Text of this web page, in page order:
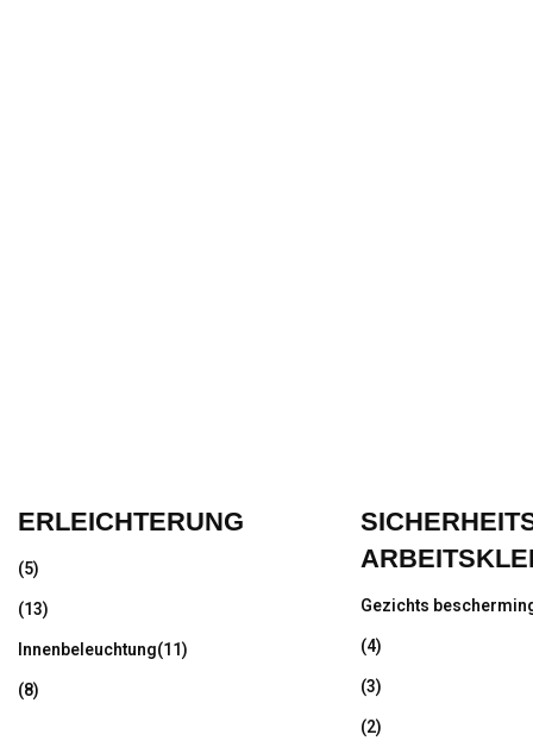
ERLEICHTERUNG
(5)
(13)
Innenbeleuchtung(11)
(8)
Gezichts
(4)
(3)
(2)